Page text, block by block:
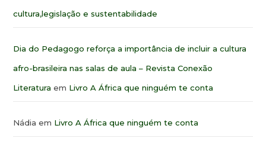
cultura,legislação e sustentabilidade
Dia do Pedagogo reforça a importância de incluir a cultura
afro-brasileira nas salas de aula – Revista Conexão
Literatura em Livro A África que ninguém te conta
Nádia em Livro A África que ninguém te conta